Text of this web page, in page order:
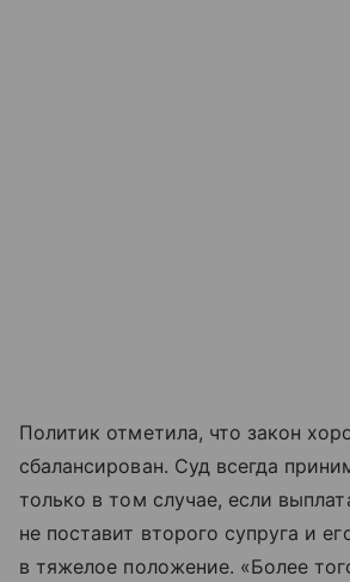
Политик отметила, что закон
сбалансирован. Суд всегда
только в том случае, если
не поставит второго супруга и
в тяжелое положение. «Более